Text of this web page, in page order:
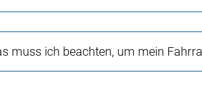
muss ich beachten, um mein